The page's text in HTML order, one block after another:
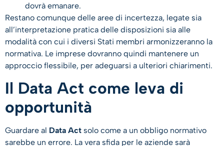
dovrà emanare.
Restano comunque delle aree di incertezza, legate sia
all’interpretazione pratica delle disposizioni sia alle
modalità con cui i diversi Stati membri armonizzeranno la
normativa. Le imprese dovranno quindi mantenere un
approccio flessibile, per adeguarsi a ulteriori chiarimenti.
Il Data Act come leva di
opportunità
Guardare al Data Act solo come a un obbligo normativo
sarebbe un errore. La vera sfida per le aziende sarà